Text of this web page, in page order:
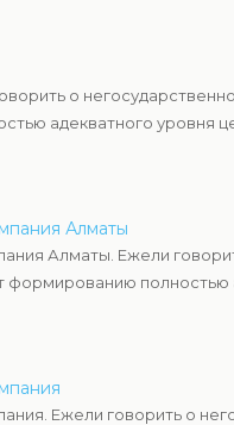
о
адекватного уровня
Алматы
Алматы. Ежели
формированию полностью
Ежели говорить о